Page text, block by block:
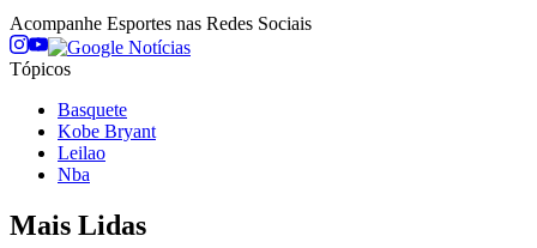
Acompanhe Esportes nas Redes Sociais
Tópicos
Basquete
Kobe Bryant
Leilao
Nba
Mais Lidas